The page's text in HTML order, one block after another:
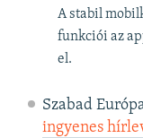
A stabil
funkciói az
el.
Szabad
ingyenes